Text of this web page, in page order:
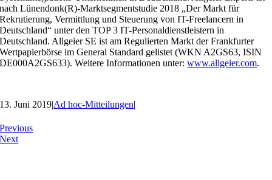
nach Lünendonk(R)-Marktsegmentstudie 2018 „Der Markt für
Rekrutierung, Vermittlung und Steuerung von IT-Freelancern in
Deutschland“ unter den TOP 3 IT-Personaldienstleistern in
Deutschland. Allgeier SE ist am Regulierten Markt der Frankfurter
Wertpapierbörse im General Standard gelistet (WKN A2GS63, ISIN
DE000A2GS633). Weitere Informationen unter:www.allgeier.com.
13. Juni 2019|Ad hoc-Mitteilungen|
Previous
Next